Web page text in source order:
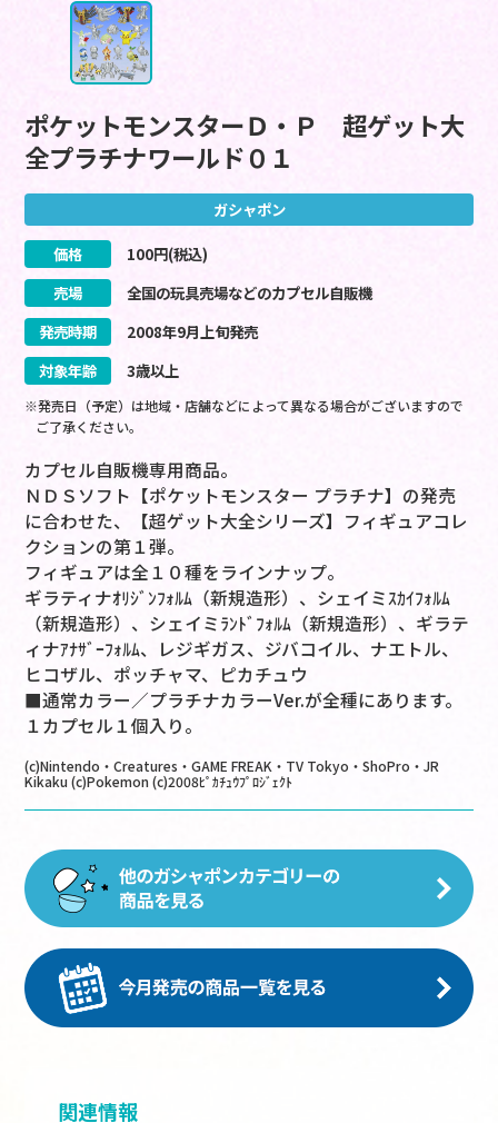
ポケットモンスターＤ・Ｐ 超ゲット大
全プラチナワールド０１
ガシャポン
価格 100円(税込)
売場
全国の玩具売場などのカプセル自販機
発売時期
2008年9月上旬発売
対象年齢
3歳以上
※発売日（予定）は地域・店舗などによって異なる場合がございますので
ご了承ください。
カプセル自販機専用商品。
ＮＤＳソフト【ポケットモンスター プラチナ】の発売
に合わせた、【超ゲット大全シリーズ】フィギュアコレ
クションの第１弾。
フィギュアは全１０種をラインナップ。
ギラティナｵﾘｼﾞﾝﾌｫﾙﾑ（新規造形）、シェイミｽｶｲﾌｫﾙﾑ
（新規造形）、シェイミﾗﾝﾄﾞﾌｫﾙﾑ（新規造形）、ギラテ
ィナｱﾅｻﾞｰﾌｫﾙﾑ、レジギガス、ジバコイル、ナエトル、
ヒコザル、ポッチャマ、ピカチュウ
■通常カラー／プラチナカラーVer.が全種にあります。
１カプセル１個入り。
(c)Nintendo・Creatures・GAME FREAK・TV Tokyo・ShoPro・JR
Kikaku (c)Pokemon (c)2008ﾋﾟｶﾁｭｳﾌﾟﾛｼﾞｪｸﾄ
関連情報